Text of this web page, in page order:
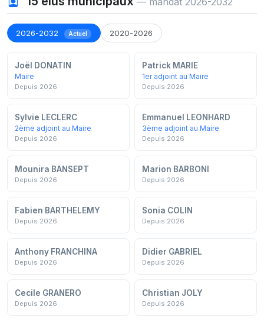
2026-2032 Actuel 2020-2026
Joël DONATIN
Maire
Depuis 2026
Patrick MARIE
1er adjoint au Maire
Depuis 2026
Sylvie LECLERC
2ème adjoint au Maire
Depuis 2026
Emmanuel LEONHARD
3ème adjoint au Maire
Depuis 2026
Mounira BANSEPT
Depuis 2026
Marion BARBONI
Depuis 2026
Fabien BARTHELEMY
Depuis 2026
Sonia COLIN
Depuis 2026
Anthony FRANCHINA
Depuis 2026
Didier GABRIEL
Depuis 2026
Cecile GRANERO
Depuis 2026
Christian JOLY
Depuis 2026